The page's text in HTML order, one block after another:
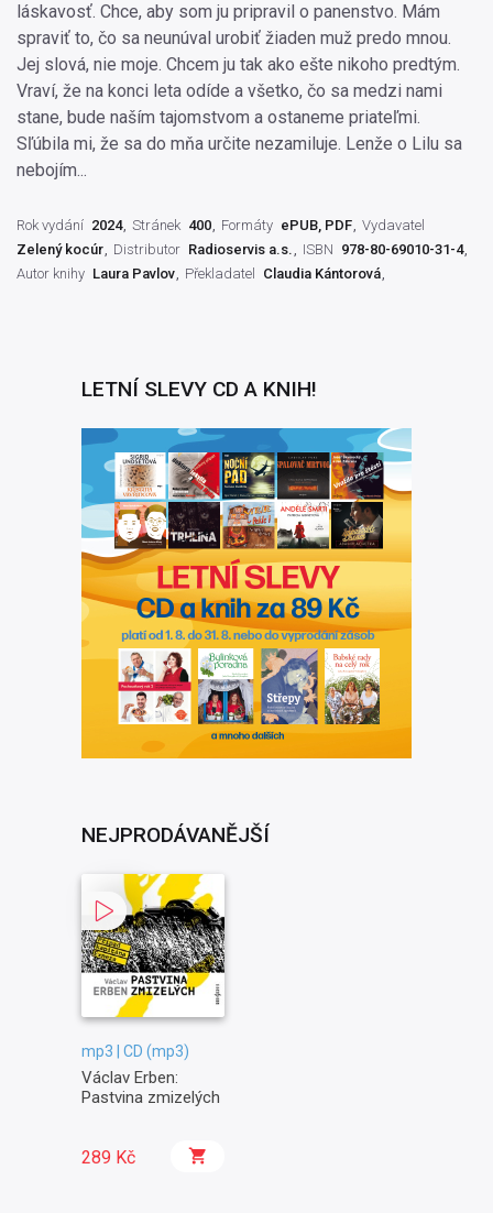
láskavosť. Chce, aby som ju pripravil o panenstvo. Mám
spraviť to, čo sa neunúval urobiť žiaden muž predo mnou.
Jej slová, nie moje. Chcem ju tak ako ešte nikoho predtým.
Vraví, že na konci leta odíde a všetko, čo sa medzi nami
stane, bude naším tajomstvom a ostaneme priateľmi.
Sľúbila mi, že sa do mňa určite nezamiluje. Lenže o Lilu sa
nebojím...
Rok vydání 2024 Stránek 400 Formáty ePUB, PDF Vydavatel
Zelený kocúr
Distributor Radioservis a.s. ISBN 978-80-69010-31-4
Autor knihy Laura Pavlov Překladatel Claudia Kántorová
LETNÍ SLEVY CD A KNIH!
NEJPRODÁVANĚJŠÍ
mp3 | CD (mp3)
Václav Erben:
Pastvina zmizelých
289 Kč